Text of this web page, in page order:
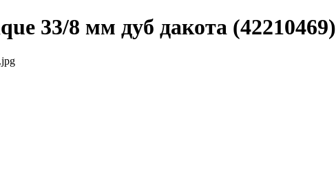
33/8 мм дуб дакота (42210469)